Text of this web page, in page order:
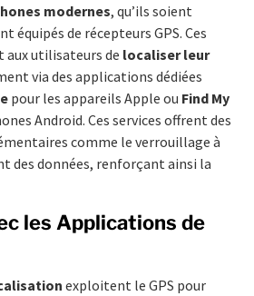
modernes, qu’ils soient
équipés de récepteurs GPS. Ces
utilisateurs de localiser leur
via des applications dédiées
pour les appareils Apple ou Find My
Android. Ces services offrent des
comme le verrouillage à
des données, renforçant ainsi la
les Applications de
exploitent le GPS pour